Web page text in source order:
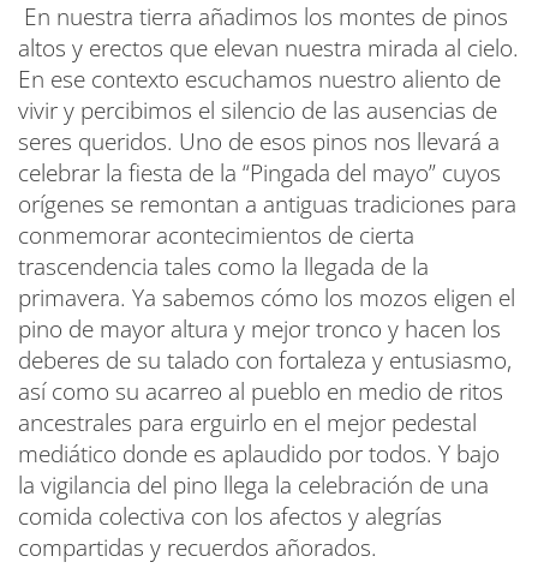
En nuestra tierra añadimos los montes de pinos
altos y erectos que elevan nuestra mirada al cielo.
En ese contexto escuchamos nuestro aliento de
vivir y percibimos el silencio de las ausencias de
seres queridos. Uno de esos pinos nos llevará a
celebrar la fiesta de la “Pingada del mayo” cuyos
orígenes se remontan a antiguas tradiciones para
conmemorar acontecimientos de cierta
trascendencia tales como la llegada de la
primavera. Ya sabemos cómo los mozos eligen el
pino de mayor altura y mejor tronco y hacen los
deberes de su talado con fortaleza y entusiasmo,
así como su acarreo al pueblo en medio de ritos
ancestrales para erguirlo en el mejor pedestal
mediático donde es aplaudido por todos. Y bajo
la vigilancia del pino llega la celebración de una
comida colectiva con los afectos y alegrías
compartidas y recuerdos añorados.